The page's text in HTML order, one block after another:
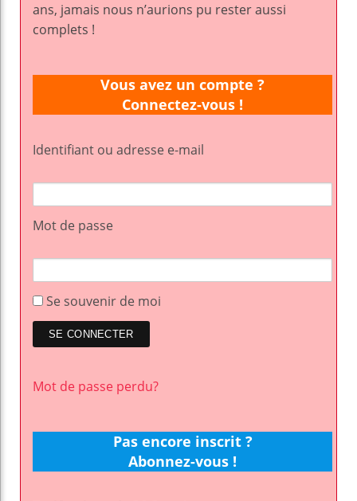
ans, jamais nous n’aurions pu rester aussi
complets !
Vous avez un compte ?
Connectez-vous !
Identifiant ou adresse e-mail
Mot de passe
Se souvenir de moi
Mot de passe perdu?
Pas encore inscrit ?
Abonnez-vous !